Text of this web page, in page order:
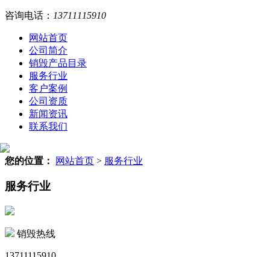
咨询电话： 13711115910
网站首页
公司简介
销毁产品目录
服务行业
客户案例
公司资质
新闻资讯
联系我们
您的位置： 网站首页 > 服务行业
服务行业
销毁热线